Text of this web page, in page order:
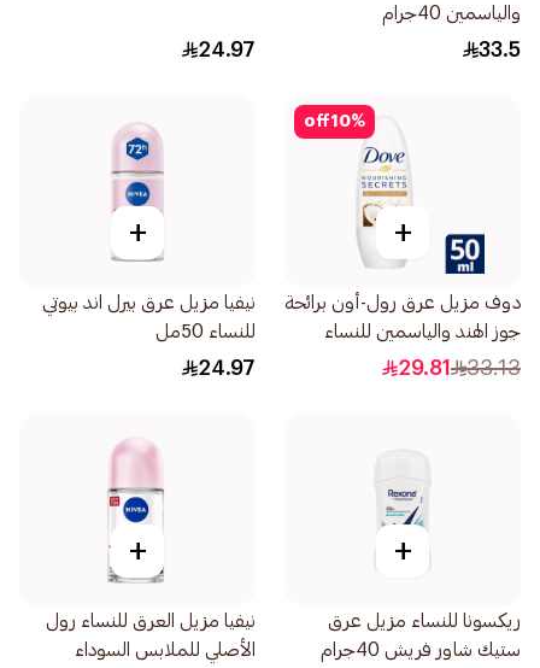
والياسمين 40جرام
33.5
24.97
10%
off
+
دوف مزيل عرق رول-أون برائحة
جوز الهند والياسمين للنساء
50مل
33.13
29.81
+
نيفيا مزيل عرق بيرل اند بيوتي
للنساء 50مل
24.97
+
ريكسونا للنساء مزيل عرق
ستيك شاور فريش 40جرام
+
نيفيا مزيل العرق للنساء رول
الأصلي للملابس السوداء